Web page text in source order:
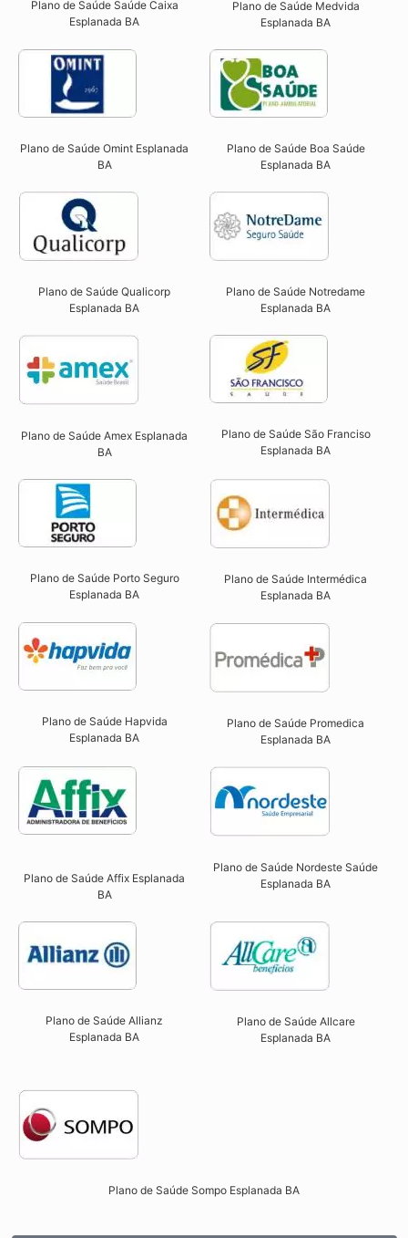
Plano de Saúde Saúde Caixa
Esplanada BA​
Plano de Saúde Medvida
Esplanada BA
Plano de Saúde Omint Esplanada
BA​
Plano de Saúde Boa Saúde
Esplanada BA​
Plano de Saúde Qualicorp
Esplanada BA​
Plano de Saúde Notredame
Esplanada BA​
Plano de Saúde Amex Esplanada
BA
Plano de Saúde São Franciso
Esplanada BA​
Plano de Saúde Porto Seguro
Esplanada BA​
Plano de Saúde Intermédica
Esplanada BA​
Plano de Saúde Hapvida
Esplanada BA​
Plano de Saúde Promedica
Esplanada BA
Plano de Saúde Affix Esplanada
BA​
Plano de Saúde Nordeste Saúde
Esplanada BA
Plano de Saúde Allianz
Esplanada BA​
Plano de Saúde Allcare
Esplanada BA​
Plano de Saúde Sompo Esplanada BA​